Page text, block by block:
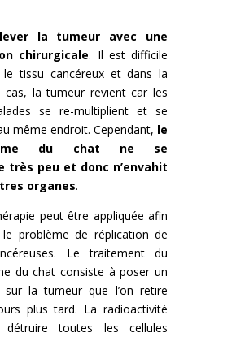
la tumeur avec une
chirurgicale. Il est difficile
le tissu cancéreux et dans la
cas, la tumeur revient car les
se re-multiplient et se
même endroit. Cependant, le
du chat ne se
très peu et donc n’envahit
organes.
peut être appliquée afin
problème de réplication de
Le traitement du
du chat consiste à poser un
sur la tumeur que l’on retire
plus tard. La radioactivité
toutes les cellules